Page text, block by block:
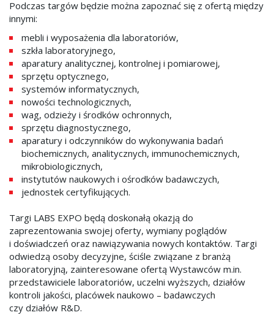
Podczas targów będzie można zapoznać się z ofertą między
innymi:
mebli i wyposażenia dla laboratoriów,
szkła laboratoryjnego,
aparatury analitycznej, kontrolnej i pomiarowej,
sprzętu optycznego,
systemów informatycznych,
nowości technologicznych,
wag, odzieży i środków ochronnych,
sprzętu diagnostycznego,
aparatury i odczynników do wykonywania badań
biochemicznych, analitycznych, immunochemicznych,
mikrobiologicznych,
instytutów naukowych i ośrodków badawczych,
jednostek certyfikujących.
Targi LABS EXPO będą doskonałą okazją do
zaprezentowania swojej oferty, wymiany poglądów
i doświadczeń oraz nawiązywania nowych kontaktów. Targi
odwiedzą osoby decyzyjne, ściśle związane z branżą
laboratoryjną, zainteresowane ofertą Wystawców m.in.
przedstawiciele laboratoriów, uczelni wyższych, działów
kontroli jakości, placówek naukowo – badawczych
czy działów R&D.